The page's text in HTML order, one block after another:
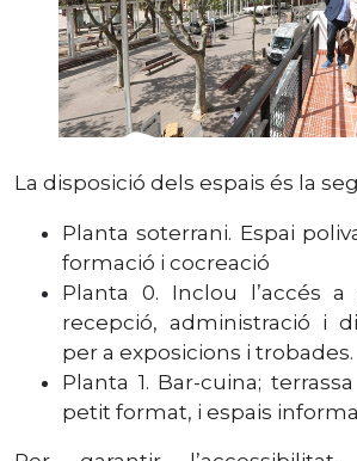
La disposició dels espais és la
Planta soterrani. Espai
formació i cocreació
Planta 0. Inclou l’accés
recepció, administració i
per a exposicions i trobades.
Planta 1. Bar-cuina;
petit format, i espais